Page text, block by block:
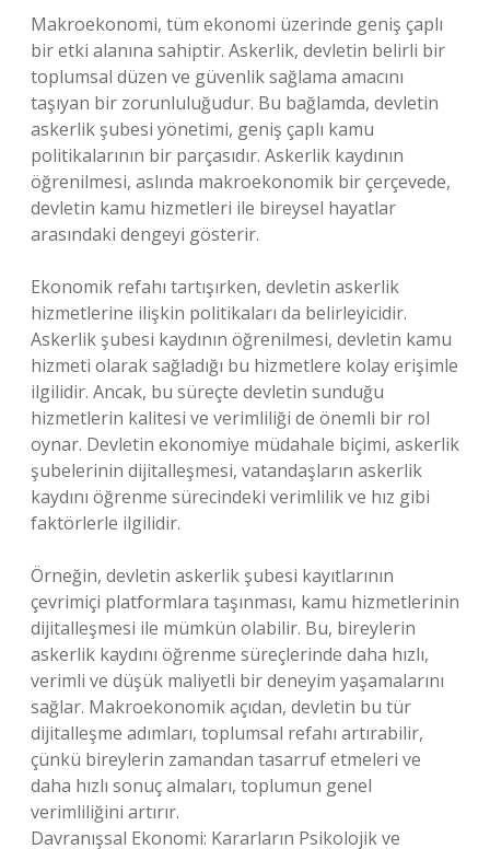
Makroekonomi, tüm ekonomi üzerinde geniş çaplı
bir etki alanına sahiptir. Askerlik, devletin belirli bir
toplumsal düzen ve güvenlik sağlama amacını
taşıyan bir zorunluluğudur. Bu bağlamda, devletin
askerlik şubesi yönetimi, geniş çaplı kamu
politikalarının bir parçasıdır. Askerlik kaydının
öğrenilmesi, aslında makroekonomik bir çerçevede,
devletin kamu hizmetleri ile bireysel hayatlar
arasındaki dengeyi gösterir.
Ekonomik refahı tartışırken, devletin askerlik
hizmetlerine ilişkin politikaları da belirleyicidir.
Askerlik şubesi kaydının öğrenilmesi, devletin kamu
hizmeti olarak sağladığı bu hizmetlere kolay erişimle
ilgilidir. Ancak, bu süreçte devletin sunduğu
hizmetlerin kalitesi ve verimliliği de önemli bir rol
oynar. Devletin ekonomiye müdahale biçimi, askerlik
şubelerinin dijitalleşmesi, vatandaşların askerlik
kaydını öğrenme sürecindeki verimlilik ve hız gibi
faktörlerle ilgilidir.
Örneğin, devletin askerlik şubesi kayıtlarının
çevrimiçi platformlara taşınması, kamu hizmetlerinin
dijitalleşmesi ile mümkün olabilir. Bu, bireylerin
askerlik kaydını öğrenme süreçlerinde daha hızlı,
verimli ve düşük maliyetli bir deneyim yaşamalarını
sağlar. Makroekonomik açıdan, devletin bu tür
dijitalleşme adımları, toplumsal refahı artırabilir,
çünkü bireylerin zamandan tasarruf etmeleri ve
daha hızlı sonuç almaları, toplumun genel
verimliliğini artırır.
Davranışsal Ekonomi: Kararların Psikolojik ve